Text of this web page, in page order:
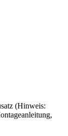
(Hinweis: